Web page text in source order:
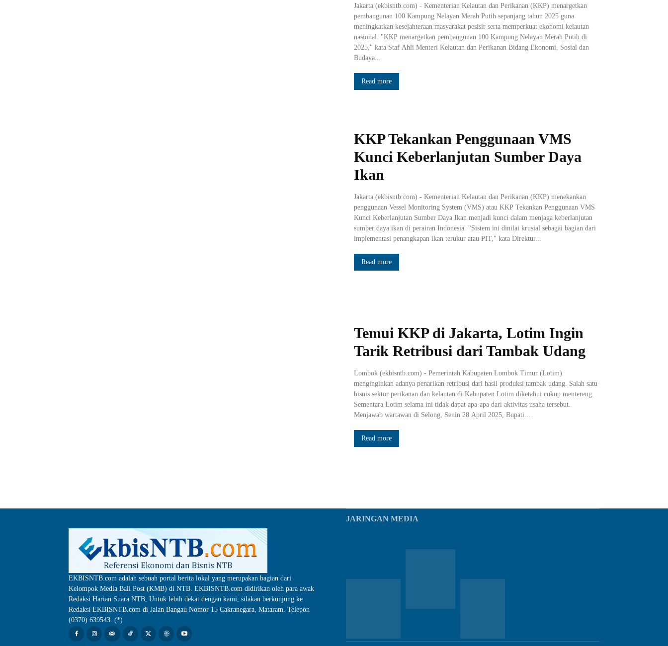
Jakarta (ekbisntb.com) - Kementerian Kelautan dan Perikanan (KKP) menargetkan
pembangunan 100 Kampung Nelayan Merah Putih sepanjang tahun 2025 guna
meningkatkan kesejahteraan masyarakat pesisir serta memperkuat ekonomi kelautan
nasional. "KKP menargetkan pembangunan 100 Kampung Nelayan Merah Putih di
2025," kata Staf Ahli Menteri Kelautan dan Perikanan Bidang Ekonomi, Sosial dan
Budaya...
Read more
KKP Tekankan Penggunaan VMS
Kunci Keberlanjutan Sumber Daya
Ikan
Jakarta (ekbisntb.com) - Kementerian Kelautan dan Perikanan (KKP) menekankan
penggunaan Vessel Monitoring System (VMS) atau KKP Tekankan Penggunaan VMS
Kunci Keberlanjutan Sumber Daya Ikan menjadi kunci dalam menjaga keberlanjutan
sumber daya ikan di perairan Indonesia. "Sistem ini dinilai krusial sebagai bagian dari
implementasi penangkapan ikan terukur atau PIT," kata Direktur...
Read more
Temui KKP di Jakarta, Lotim Ingin
Tarik Retribusi dari Tambak Udang
Lombok (ekbisntb.com) - Pemerintah Kabupaten Lombok Timur (Lotim)
menginginkan adanya penarikan retribusi dari hasil produksi tambak udang. Salah satu
bisnis sektor perikanan dan kelautan di Kabupaten Lotim diketahui cukup mentereng.
Sementara Lotim selama ini tidak dapat apa-apa dari aktivitas usaha tersebut.
Menjawab wartawan di Selong, Senin 28 April 2025, Bupati...
Read more
EKBISNTB.com adalah sebuah portal berita lokal yang merupakan bagian dari
Kelompok Media Bali Post (KMB) di NTB. EKBISNTB.com didirikan oleh para awak
Redaksi Harian Suara NTB, Untuk lebih dekat dengan kami, silakan berkunjung ke
Redaksi EKBISNTB.com di Jalan Bangau Nomor 15 Cakranegara, Mataram. Telepon
(0370) 639543. (*)
JARINGAN MEDIA